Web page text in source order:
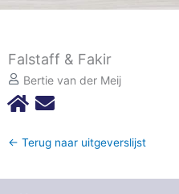
Falstaff & Fakir
Bertie van der Meij
← Terug naar uitgeverslijst